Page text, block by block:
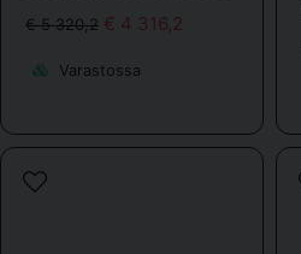
€ 5 320,2 € 4 316,2
Varastossa